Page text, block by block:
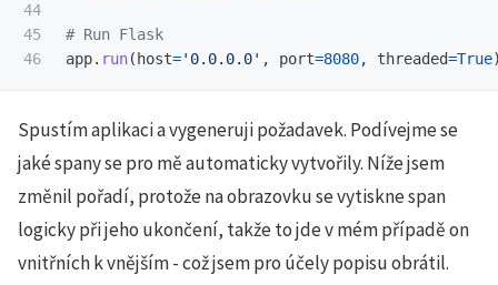
44
45
app. run( host=' 0.0.0.0' , port=8080, threaded=True
Spustím aplikaci a vygeneruji požadavek. Podívejme se
jaké spany se pro mě automaticky vytvořily. Níže jsem
změnil pořadí, protože na obrazovku se vytiskne span
logicky při jeho ukončení, takže to jde v mém případě on
vnitřních k vnějším - což jsem pro účely popisu obrátil.